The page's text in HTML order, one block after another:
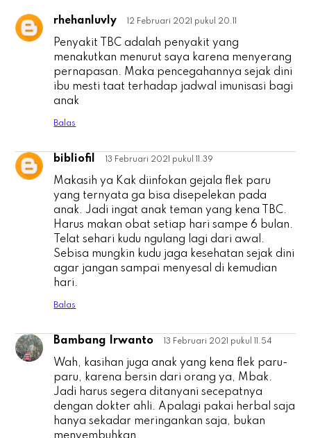
r rhehanluvly 12 Februari 2021 pukul 20.11
Penyakit TBC adalah penyakit yang
menakutkan menurut saya karena menyerang
pernapasan. Maka pencegahannya sejak dini
ibu mesti taat terhadap jadwal imunisasi bagi
anak
Balas
b bibliofil 13 Februari 2021 pukul 11.39
Makasih ya Kak diinfokan gejala flek paru
yang ternyata ga bisa disepelekan pada
anak. Jadi ingat anak teman yang kena TBC.
Harus makan obat setiap hari sampe 6 bulan.
Telat sehari kudu ngulang lagi dari awal.
Sebisa mungkin kudu jaga kesehatan sejak dini
agar jangan sampai menyesal di kemudian
hari.
Balas
B Bambang Irwanto 13 Februari 2021 pukul 11.54
Wah, kasihan juga anak yang kena flek paru-
paru, karena bersin dari orang ya, Mbak.
Jadi harus segera ditanyani secepatnya
dengan dokter ahli. Apalagi pakai herbal saja
hanya sekadar meringankan saja, bukan
menyembuhkan.